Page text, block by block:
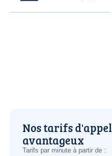
Nos tarifs d'appel
avantageux
Tarifs par minute à partir de :